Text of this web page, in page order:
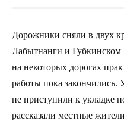
Дорожники сняли в двух
Лабытнанги и Губкинском
на некоторых дорогах
работы пока закончились.
не приступили к укладке
рассказали местные